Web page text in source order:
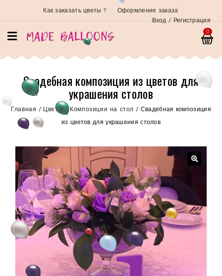
Как заказать цветы ?
Оформление заказа
Вход / Регистрация
0
Свадебная композиция из цветов для
украшения столов
Главная / Цветы/ Композиции на стол / Свадебная композиция
из цветов для украшения столов